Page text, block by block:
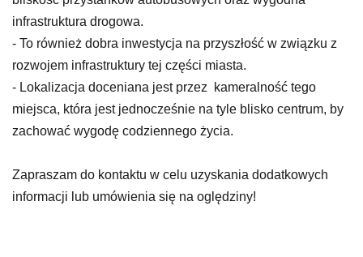
infrastruktura drogowa.
- To również dobra inwestycja na przyszłość w związku z
rozwojem infrastruktury tej części miasta.
- Lokalizacja doceniana jest przez kameralność tego
miejsca, która jest jednocześnie na tyle blisko centrum, by
zachować wygodę codziennego życia.
Zapraszam do kontaktu w celu uzyskania dodatkowych
informacji lub umówienia się na oględziny!